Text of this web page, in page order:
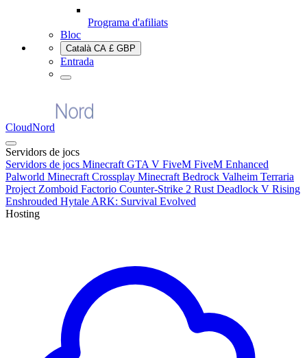
Programa d'afiliats
Bloc
Català CA £ GBP
Entrada
CloudNord
Servidors de jocs
Servidors de jocs Minecraft GTA V FiveM FiveM Enhanced
Palworld Minecraft Crossplay Minecraft Bedrock Valheim Terraria
Project Zomboid Factorio Counter-Strike 2 Rust Deadlock V Rising
Enshrouded Hytale ARK: Survival Evolved
Hosting